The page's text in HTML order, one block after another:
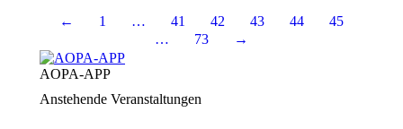
← 1 … 41 42 43 44
45
…
73 →
AOPA-APP
Anstehende Veranstaltungen